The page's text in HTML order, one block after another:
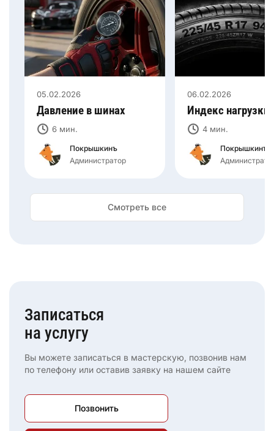
05.02.2026
Давление в шинах
6 мин.
Покрышкинъ
Администратор
06.02.2026
Индекс
4 мин.
Покрышкинъ
Смотреть все
Записаться
на услугу
Вы можете записаться в мастерскую, позвонив нам
по телефону или оставив заявку на нашем сайте
Позвонить